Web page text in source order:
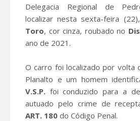
Delegacia Regional de
localizar nesta sexta-feira
Toro, cor cinza, roubado no
ano de 2021.
O carro foi localizado por volta
Planalto e um homem
V.S.P. foi conduzido para a
autuado pelo crime de
ART. 180 do Código Penal.